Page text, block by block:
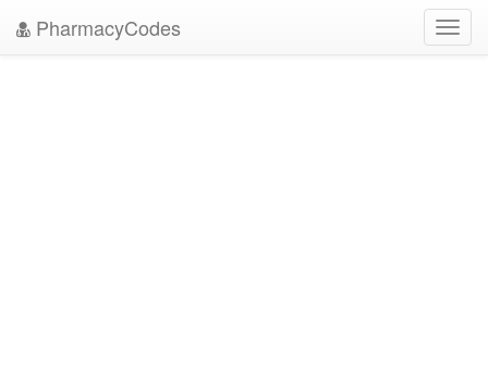
PharmacyCodes